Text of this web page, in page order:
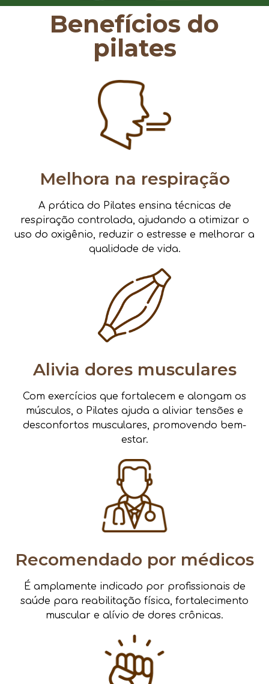
Benefícios do
pilates
Melhora na respiração
A prática do Pilates ensina técnicas de
respiração controlada, ajudando a otimizar o
uso do oxigênio, reduzir o estresse e melhorar a
qualidade de vida.
Alivia dores musculares
Com exercícios que fortalecem e alongam os
músculos, o Pilates ajuda a aliviar tensões e
desconfortos musculares, promovendo bem-
estar.
Recomendado por médicos
É amplamente indicado por profissionais de
saúde para reabilitação física, fortalecimento
muscular e alívio de dores crônicas.